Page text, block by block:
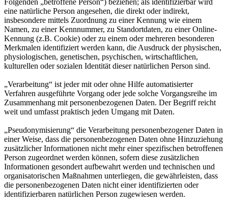
eine natürliche Person angesehen, die direkt oder indirekt,
insbesondere mittels Zuordnung zu einer Kennung wie einem
Namen, zu einer Kennnummer, zu Standortdaten, zu einer Online-
Kennung (z.B. Cookie) oder zu einem oder mehreren besonderen
Merkmalen identifiziert werden kann, die Ausdruck der physischen,
physiologischen, genetischen, psychischen, wirtschaftlichen,
kulturellen oder sozialen Identität dieser natürlichen Person sind.
„Verarbeitung“ ist jeder mit oder ohne Hilfe automatisierter
Verfahren ausgeführte Vorgang oder jede solche Vorgangsreihe im
Zusammenhang mit personenbezogenen Daten. Der Begriff reicht
weit und umfasst praktisch jeden Umgang mit Daten.
„Pseudonymisierung“ die Verarbeitung personenbezogener Daten in
einer Weise, dass die personenbezogenen Daten ohne Hinzuziehung
zusätzlicher Informationen nicht mehr einer spezifischen betroffenen
Person zugeordnet werden können, sofern diese zusätzlichen
Informationen gesondert aufbewahrt werden und technischen und
organisatorischen Maßnahmen unterliegen, die gewährleisten, dass
die personenbezogenen Daten nicht einer identifizierten oder
identifizierbaren natürlichen Person zugewiesen werden.